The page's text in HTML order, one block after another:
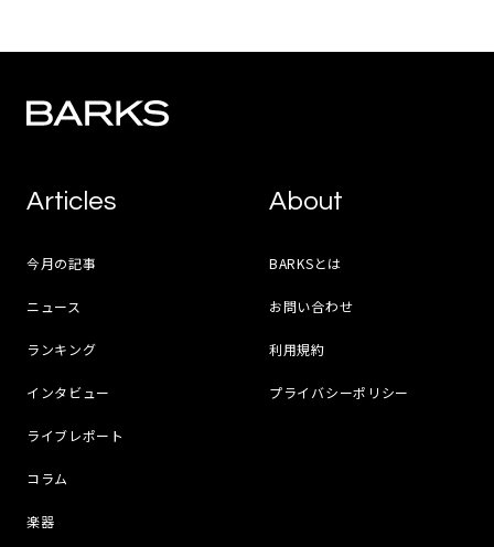
Articles
今月の記事
ニュース
ランキング
インタビュー
ライブレポート
コラム
楽器
About
BARKSとは
お問い合わせ
利用規約
プライバシーポリシー